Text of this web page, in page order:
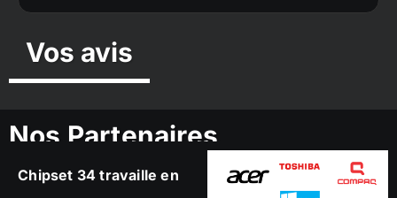
Vos avis
Nos Partenaires
Chipset 34 travaille en